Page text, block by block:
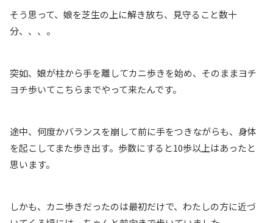
そう思って、娘を芝生の上に解き放ち、見守ること数十
分、、、。
突如、娘が柱から手を離してカニ歩きを始め、そのままヨチ
ヨチ歩いてこちらまでやって来たんです。
途中、何度かバランスを崩して前に手をつきながらも、身体
を起こしてまた歩き出す。歩数にすると10歩以上はあったと
思います。
しかも、カニ歩きだったのは最初だけで、わたしの方に近づ